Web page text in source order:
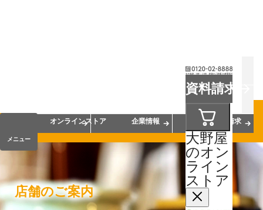
資料請求
大野屋
のオン
ライン
ストア
メニュー
会員サービス
オンラインストア
企業情報 資料請求
店舗のご案内